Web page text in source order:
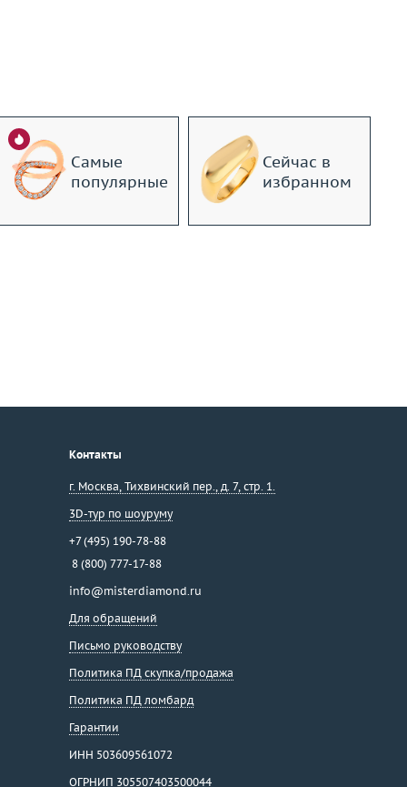
Самые
популярные
Сейчас в
избранном
Контакты
г. Москва, Тихвинский пер., д. 7, стр. 1.
3D-тур по шоуруму
+7 (495) 190-78-88
8 (800) 777-17-88
info@misterdiamond.ru
Для обращений
Письмо руководству
Политика ПД скупка/продажа
Политика ПД ломбард
Гарантии
ИНН 503609561072
ОГРНИП 305507403500044